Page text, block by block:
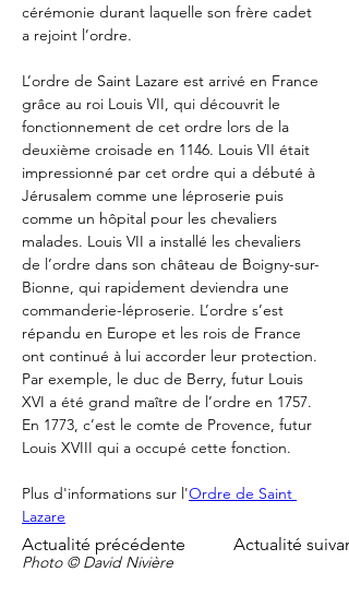
Actualité précédente Actualité
cérémonie durant laquelle son frère cadet
a rejoint l’ordre.
L’ordre de Saint Lazare est arrivé en France
grâce au roi Louis VII, qui découvrit le
fonctionnement de cet ordre lors de la
deuxième croisade en 1146. Louis VII était
impressionné par cet ordre qui a débuté à
Jérusalem comme une léproserie puis
comme un hôpital pour les chevaliers
malades. Louis VII a installé les chevaliers
de l’ordre dans son château de Boigny-sur-
Bionne, qui rapidement deviendra une
commanderie-léproserie. L’ordre s’est
répandu en Europe et les rois de France
ont continué à lui accorder leur protection.
Par exemple, le duc de Berry, futur Louis
XVI a été grand maître de l’ordre en 1757.
En 1773, c’est le comte de Provence, futur
Louis XVIII qui a occupé cette fonction.
Plus d'informations sur l'Ordre de Saint
Lazare
Photo © David Nivière